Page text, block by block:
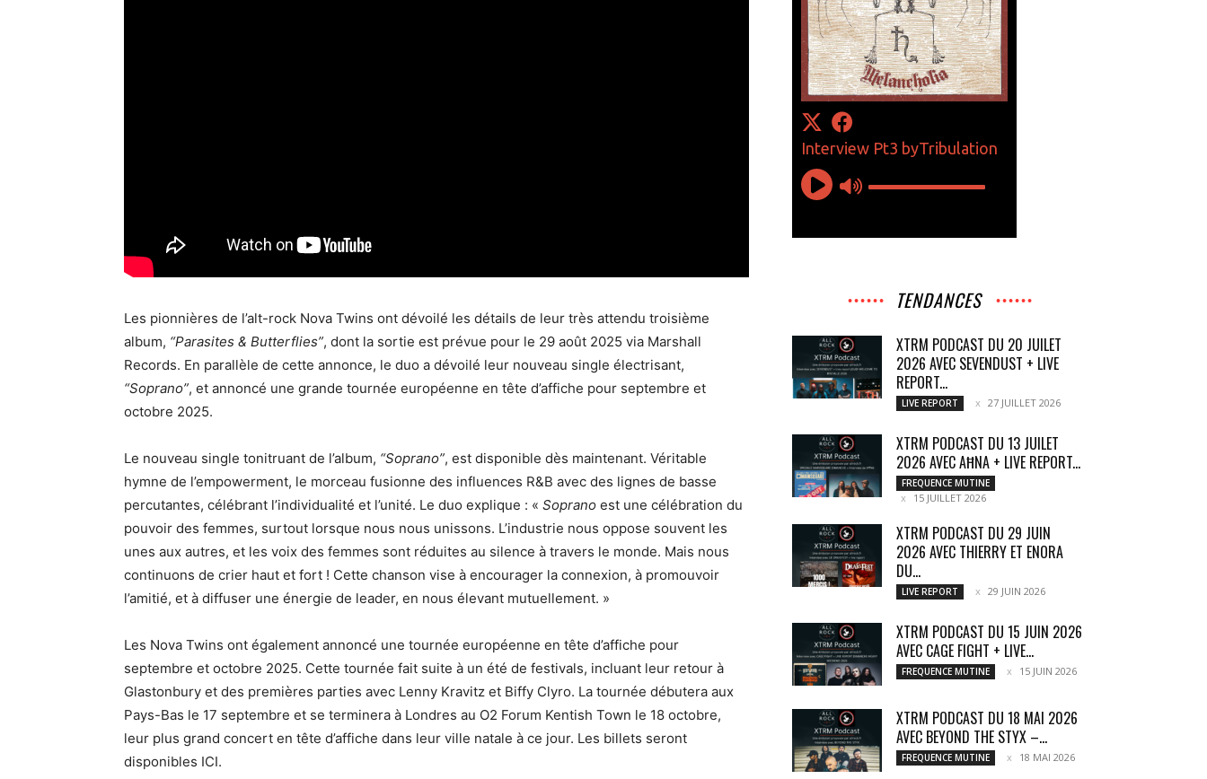
Les pionnières de l’alt-rock Nova Twins ont dévoilé les détails de leur très attendu troisième
album, “Parasites & Butterflies”, dont la sortie est prévue pour le 29 août 2025 via Marshall
Records. En parallèle de cette annonce, le duo a dévoilé leur nouveau single électrisant,
“Soprano”, et annoncé une grande tournée européenne en tête d’affiche pour septembre et
octobre 2025.
Le nouveau single tonitruant de l’album, “Soprano”, est disponible dès maintenant. Véritable
hymne de l’empowerment, le morceau fusionne des influences R&B avec des lignes de basse
percutantes, célébrant l’individualité et l’unité. Le duo explique : « Soprano est une célébration du
pouvoir des femmes, surtout lorsque nous nous unissons. L’industrie nous oppose souvent les
unes aux autres, et les voix des femmes sont réduites au silence à travers le monde. Mais nous
continuons de crier haut et fort ! Cette chanson vise à encourager la connexion, à promouvoir
l’amitié, et à diffuser une énergie de leader, en nous élevant mutuellement. »
Les Nova Twins ont également annoncé une tournée européenne en tête d’affiche pour
septembre et octobre 2025. Cette tournée fait suite à un été de festivals, incluant leur retour à
Glastonbury et des premières parties avec Lenny Kravitz et Biffy Clyro. La tournée débutera aux
Pays-Bas le 17 septembre et se terminera à Londres au O2 Forum Kentish Town le 18 octobre,
leur plus grand concert en tête d’affiche dans leur ville natale à ce jour. Les billets seront
disponibles ICI.
TENDANCES
XTRM PODCAST DU 20 JUILET
2026 AVEC SEVENDUST + LIVE
REPORT...
LIVE REPORT 27 JUILLET 2026
XTRM PODCAST DU 13 JUILET
2026 AVEC AĦNA + LIVE REPORT...
FREQUENCE MUTINE
15 JUILLET 2026
XTRM PODCAST DU 29 JUIN
2026 AVEC THIERRY ET ENORA
DU...
LIVE REPORT 29 JUIN 2026
XTRM PODCAST DU 15 JUIN 2026
AVEC CAGE FIGHT + LIVE...
FREQUENCE MUTINE 15 JUIN 2026
XTRM PODCAST DU 18 MAI 2026
AVEC BEYOND THE STYX –...
FREQUENCE MUTINE 18 MAI 2026